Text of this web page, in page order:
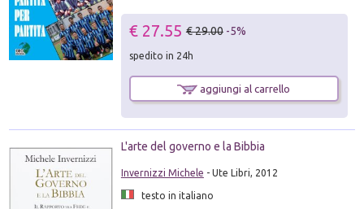
€ 27.55 € 29.00 -5%
spedito in 24h
aggiungi al carrello
L'arte del governo e la Bibbia
Invernizzi Michele - Ute Libri, 2012
testo in italiano